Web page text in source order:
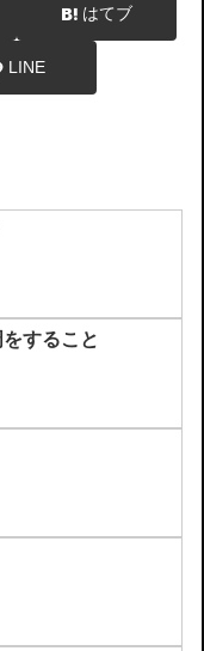
はてブ
LINE
すること